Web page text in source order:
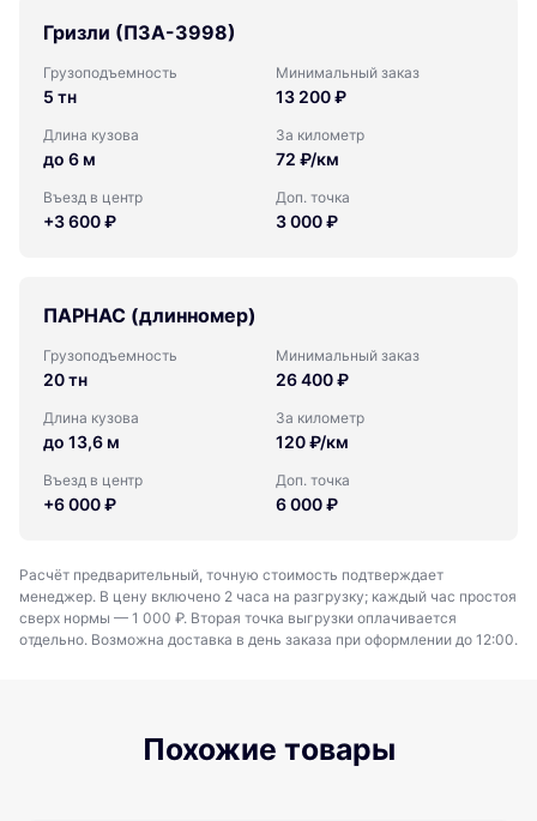
Гризли (ПЗА-3998)
Грузоподъемность
5 тн
Минимальный заказ
13 200 ₽
Длина кузова
до 6 м
За километр
72 ₽/км
Въезд в центр
+3 600 ₽
Доп. точка
3 000 ₽
ПАРНАС (длинномер)
Грузоподъемность
20 тн
Минимальный заказ
26 400 ₽
Длина кузова
до 13,6 м
За километр
120 ₽/км
Въезд в центр
+6 000 ₽
Доп. точка
6 000 ₽
Расчёт предварительный, точную стоимость подтверждает
менеджер. В цену включено 2 часа на разгрузку; каждый час простоя
сверх нормы — 1 000 ₽. Вторая точка выгрузки оплачивается
отдельно. Возможна доставка в день заказа при оформлении до 12:00.
Похожие товары